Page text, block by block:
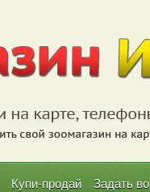
Купи-продай Задать